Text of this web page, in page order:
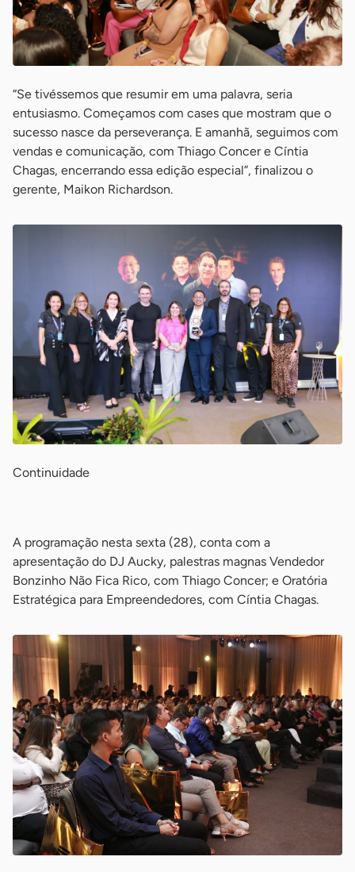
“Se tivéssemos que resumir em uma palavra, seria
entusiasmo. Começamos com cases que mostram que o
sucesso nasce da perseverança. E amanhã, seguimos com
vendas e comunicação, com Thiago Concer e Cíntia
Chagas, encerrando essa edição especial”, finalizou o
gerente, Maikon Richardson.
Continuidade
A programação nesta sexta (28), conta com a
apresentação do DJ Aucky, palestras magnas Vendedor
Bonzinho Não Fica Rico, com Thiago Concer; e Oratória
Estratégica para Empreendedores, com Cíntia Chagas.